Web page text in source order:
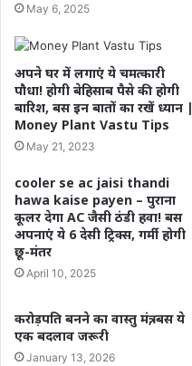
May 6, 2025
अपने घर में लगाएं ये चमत्कारी
पौधा! होगी बेहिसाब पैसे की होगी
बारिश, बस इन बातों का रखें ध्यान |
Money Plant Vastu Tips
May 21, 2023
cooler se ac jaisi thandi
hawa kaise payen – पुराना
कूलर देगा AC जैसी ठंडी हवा! बस
अपनाएं ये 6 देसी ट्रिक्स, गर्मी होगी
छू-मंतर
April 10, 2025
करोड़पति बनने का वास्तु मंत्र, बस ये
एक बदलाव जरूरी
January 13, 2026